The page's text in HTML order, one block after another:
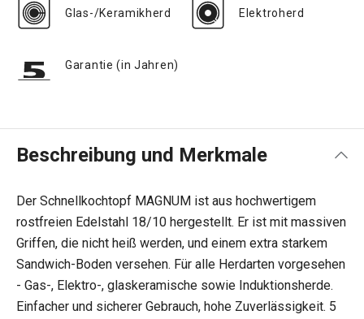
Glas-/Keramikherd Elektroherd
Garantie (in Jahren)
Beschreibung und Merkmale
Der Schnellkochtopf MAGNUM ist aus hochwertigem
rostfreien Edelstahl 18/10 hergestellt. Er ist mit massiven
Griffen, die nicht heiß werden, und einem extra starkem
Sandwich-Boden versehen. Für alle Herdarten vorgesehen
- Gas-, Elektro-, glaskeramische sowie Induktionsherde.
Einfacher und sicherer Gebrauch, hohe Zuverlässigkeit. 5